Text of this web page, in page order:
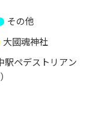
その他
大國魂神社
駅ペデストリアン